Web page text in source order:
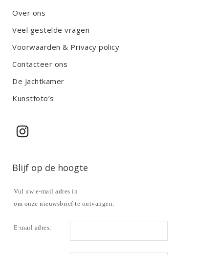
Over ons
Veel gestelde vragen
Voorwaarden & Privacy policy
Contacteer ons
De Jachtkamer
Kunstfoto’s
Blijf op de hoogte
Vul uw e-mail adres in
om onze nieuwsbrief te ontvangen:
E-mail adres: